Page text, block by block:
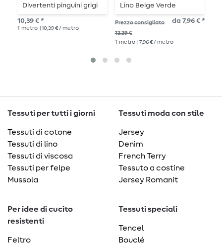
Divertenti pinguini grigi
10,39 € *
1 metro | 10,39 € / metro
Lino Beige Verde
Prezzo consigliato
13,39 €
da 7,96 € *
1 metro | 7,96 € / metro
Tessuti per tutti i giorni
Tessuti di cotone
Tessuti di lino
Tessuti di viscosa
Tessuti per felpe
Mussola
Tessuti moda con stile
Jersey
Denim
French Terry
Tessuto a costine
Jersey Romanit
Per idee di cucito
resistenti
Feltro
Tessuti speciali
Tencel
Bouclé